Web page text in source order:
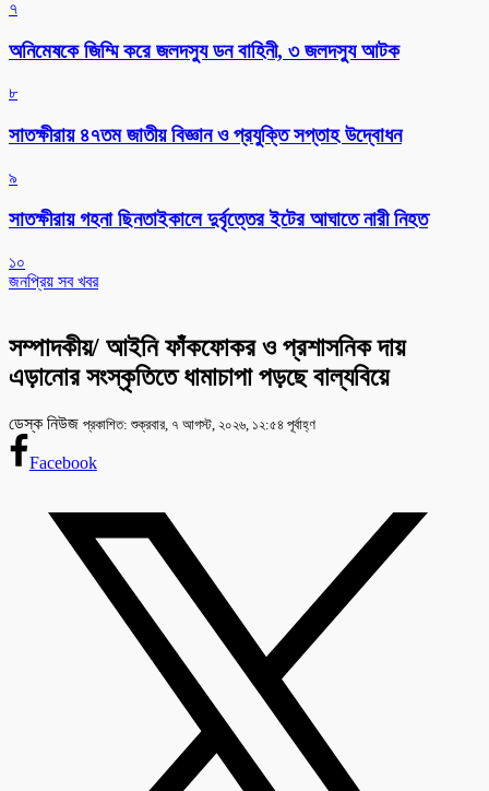
৭
অনিমেষকে জিম্মি করে জলদস্যু ডন বাহিনী, ৩ জলদস্যু আটক
৮
সাতক্ষীরায় ৪৭তম জাতীয় বিজ্ঞান ও প্রযুক্তি সপ্তাহ উদ্বোধন
৯
সাতক্ষীরায় গহনা ছিনতাইকালে দুর্বৃত্তের ইটের আঘাতে নারী নিহত
১০
জনপ্রিয় সব খবর
সম্পাদকীয়/ আইনি ফাঁকফোকর ও প্রশাসনিক দায়
এড়ানোর সংস্কৃতিতে ধামাচাপা পড়ছে বাল্যবিয়ে
ডেস্ক নিউজ প্রকাশিত: শুক্রবার, ৭ আগস্ট, ২০২৬, ১২:৫৪ পূর্বাহ্ণ
Facebook